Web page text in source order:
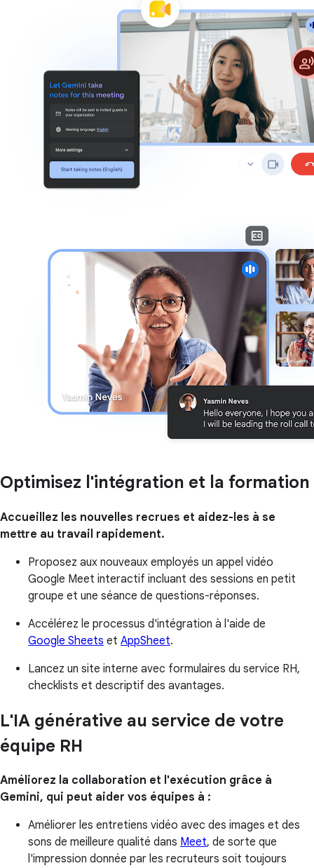
Optimisez l'intégration et la formation
Accueillez les nouvelles recrues et aidez-les à se
mettre au travail rapidement.
Proposez aux nouveaux employés un appel vidéo
Google Meet interactif incluant des sessions en petit
groupe et une séance de questions-réponses.
Accélérez le processus d'intégration à l'aide de
Google Sheets et AppSheet.
Lancez un site interne avec formulaires du service RH,
checklists et descriptif des avantages.
L'IA générative au service de votre
équipe RH
Améliorez la collaboration et l'exécution grâce à
Gemini, qui peut aider vos équipes à :
Améliorer les entretiens vidéo avec des images et des
sons de meilleure qualité dans Meet, de sorte que
l'impression donnée par les recruteurs soit toujours